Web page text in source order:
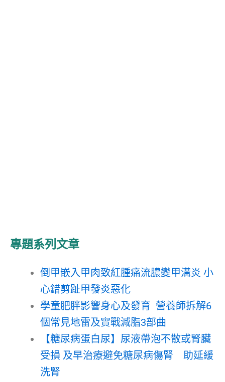
專題系列文章
倒甲嵌入甲肉致紅腫痛流膿變甲溝炎 小
心錯剪趾甲發炎惡化
學童肥胖影響身心及發育 營養師拆解6
個常見地雷及實戰減脂3部曲
【糖尿病蛋白尿】尿液帶泡不散或腎臟
受損 及早治療避免糖尿病傷腎 助延緩
洗腎